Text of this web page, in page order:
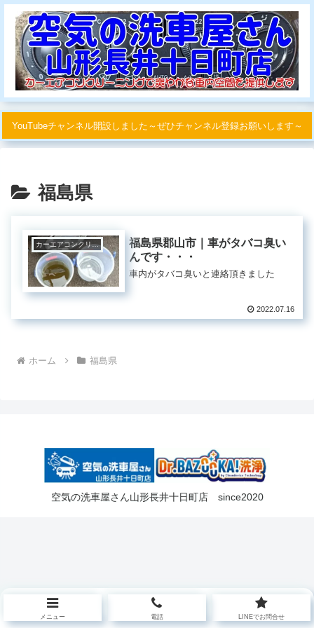
YouTubeチャンネル開設しました～ぜひチャンネル登録お願いします～
福島県
カーエアコンクリーニング
福島県郡山市｜車がタバコ臭い
んです・・・
車内がタバコ臭いと連絡頂きました
2022.07.16
ホーム 福島県
空気の洗車屋さん山形長井十日町店 since2020
メニュー 電話 LINEでお問合せ